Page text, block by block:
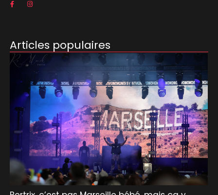
Articles populaires